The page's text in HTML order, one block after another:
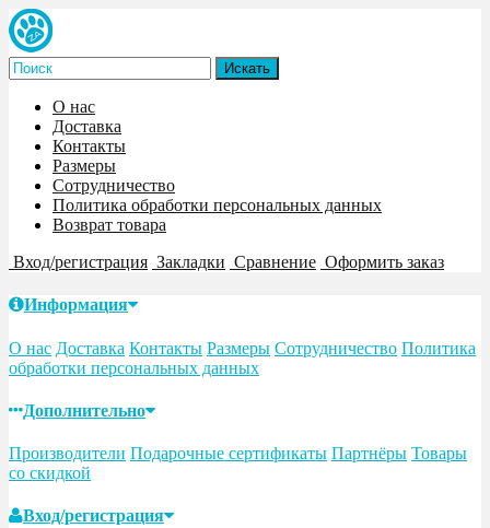
О нас
Доставка
Контакты
Размеры
Сотрудничество
Политика обработки персональных данных
Возврат товара
Вход/регистрация Закладки Сравнение Оформить заказ
Информация
О нас Доставка Контакты Размеры Сотрудничество Политика
обработки персональных данных
Дополнительно
Производители Подарочные сертификаты Партнёры Товары
со скидкой
Вход/регистрация